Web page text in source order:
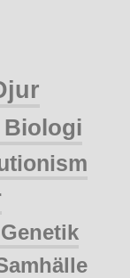
Biologi